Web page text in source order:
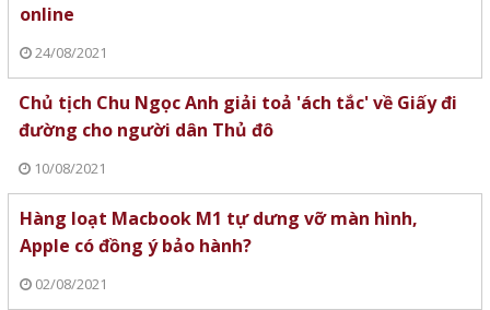
online
24/08/2021
Chủ tịch Chu Ngọc Anh giải toả 'ách tắc' về Giấy đi
đường cho người dân Thủ đô
10/08/2021
Hàng loạt Macbook M1 tự dưng vỡ màn hình,
Apple có đồng ý bảo hành?
02/08/2021